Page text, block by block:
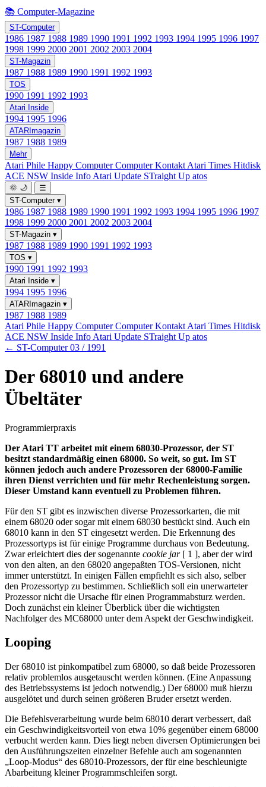
📚 Computer-Magazine
ST-Computer
1986 1987 1988 1989 1990 1991 1992 1993 1994 1995 1996 1997
1998 1999 2000 2001 2002 2003 2004
ST-Magazin
1987 1988 1989 1990 1991 1992 1993
TOS
1990 1991 1992 1993
Atari Inside
1994 1995 1996
ATARImagazin
1987 1988 1989
Mehr
Atari Phile Happy ComputerComputer Kontakt Atari Times Hitdisk
ACE NSW Inside Info Atari Update STraight Up atos
🌞 🌙
☰
ST-Computer ▾
1986 1987 1988 1989 1990 1991 1992 1993 1994 1995 1996 1997
1998 1999 2000 2001 2002 2003 2004
ST-Magazin ▾
1987 1988 1989 1990 1991 1992 1993
TOS ▾
1990 1991 1992 1993
Atari Inside ▾
1994 1995 1996
ATARImagazin ▾
1987 1988 1989
Atari Phile Happy ComputerComputer Kontakt Atari Times Hitdisk
ACE NSW Inside Info Atari Update STraight Up atos
← ST-Computer 03 / 1991
Der 68010 und andere
Übeltäter
Programmierpraxis
Der Atari TT arbeitet mit einem 68030-Prozessor, der ST
besitzt standardmäßig einen 68000. So weit, so gut. Im ST
können jedoch auch andere Prozessoren der 68000-Familie
ihren Dienst verrichten und für mehr Rechenleistung sorgen.
Dieser Umstand kann eventuell zu Problemen führen.
Für den ST gibt es inzwischen diverse Prozessorkarten, die mit
einem 68020 oder sogar mit einem 68030 bestückt sind. Auch ein
68010 kann in den ST eingesetzt werden. Die Erkennung des
Prozessortyps ist für einige Programme durchaus von Bedeutung.
Zwar erleichtert dies der sogenannte cookie jar[ 1 ], aber der wird
von den alten, an den 68020 angepaßten TOS-Versionen, nicht
immer unterstützt. In einigen Fällen empfiehlt es sich also, selber
den Prozessortyp zu bestimmen. Schließlich soll ein unerwarteter
Prozessor nicht die Ursache für einen Programmabsturz werden.
Doch zunächst ein kleiner Überblick über die wichtigsten
Nachfolger des MC68000 unter dem Aspekt der Geschwindigkeit.
Looping
Der 68010 ist pinkompatibel zum 68000, so daß beide Prozessoren
relativ problemlos ausgetauscht werden können. (Eine Anpassung
des Betriebssystems ist jedoch notwendig.) Der 68000 muß hierzu
ausgelötet und durch seinen größeren Bruder ersetzt werden.
Die Befehlsverarbeitung wurde beim 68010 derart verbessert, daß
ein Geschwindigkeitsvorteil von etwa 10% gegenüber einem 68000
verbucht werden kann. Dies liegt neben diversen Optimierungen bei
den Ausführungszeiten einzelner Befehle auch am sogenannten
„Loop-Modus“ des 68010-Prozessors, der für eine beschleunigte
Abarbeitung kleiner Programmschleifen sorgt.